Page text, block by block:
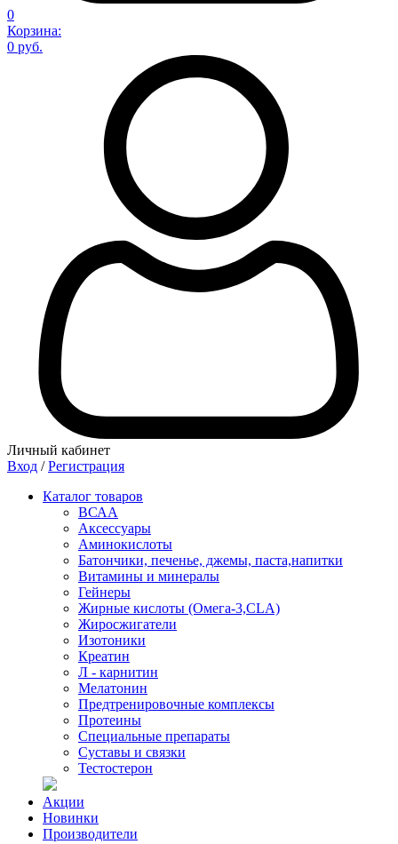
0
Корзина:
0 руб.
Личный кабинет
Вход / Регистрация
Каталог товаров
ВСАА
Аксессуары
Аминокислоты
Батончики, печенье, джемы, паста,напитки
Витамины и минералы
Гейнеры
Жирные кислоты (Омега-3,CLA)
Жиросжигатели
Изотоники
Креатин
Л - карнитин
Мелатонин
Предтренировочные комплексы
Протеины
Специальные препараты
Суставы и связки
Тестостерон
Акции
Новинки
Производители